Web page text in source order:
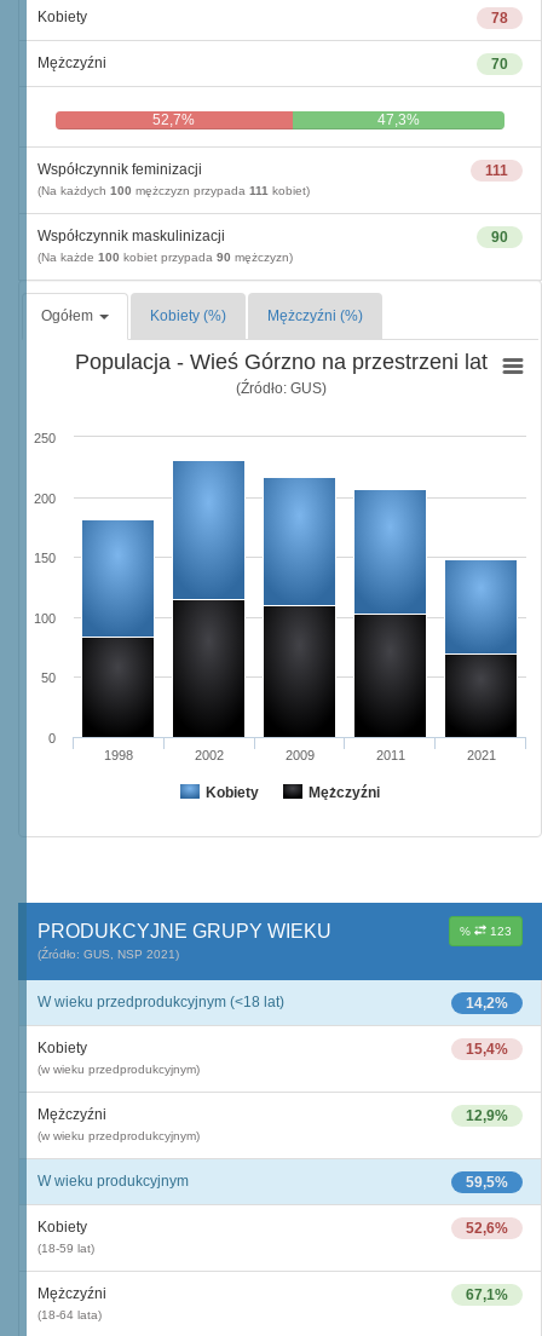
78
Kobiety
70
Mężczyźni
52,7% 47,3%
111
Współczynnik feminizacji
(Na każdych 100 mężczyzn przypada 111 kobiet)
90
Współczynnik maskulinizacji
(Na każde 100 kobiet przypada 90 mężczyzn)
Ogółem Kobiety (%) Mężczyźni (%)
Populacja - Wieś Górzno na przestrzeni lat
(Źródło: GUS)
Kobiety Mężczyźni
1998 2002 2009 2011 2021
0
50
100
150
200
250
% 123
PRODUKCYJNE GRUPY WIEKU
(Źródło: GUS, NSP 2021)
14,2%
W wieku przedprodukcyjnym (<18 lat)
15,4%
Kobiety
(w wieku przedprodukcyjnym)
12,9%
Mężczyźni
(w wieku przedprodukcyjnym)
59,5%
W wieku produkcyjnym
52,6%
Kobiety
(18-59 lat)
67,1%
Mężczyźni
(18-64 lata)